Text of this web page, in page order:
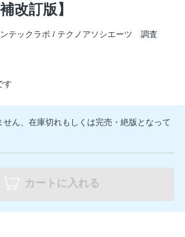
改訂版】
ンテックラボ / テクノアソシエーツ 調査
す
せん、在庫切れもしくは完売・絶版となって
カートに入れる